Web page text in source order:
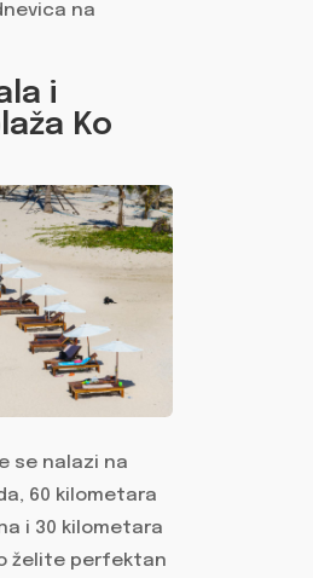
na
i
Ko
se nalazi na
60 kilometara
i 30 kilometara
želite perfektan